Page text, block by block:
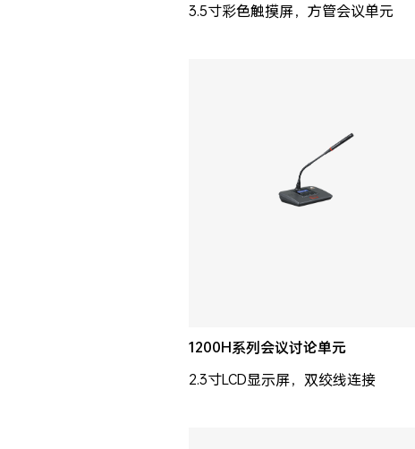
3.5寸彩色触摸屏，方管会议单元
1200H系列会议讨论单元
2.3寸LCD显示屏，双绞线连接